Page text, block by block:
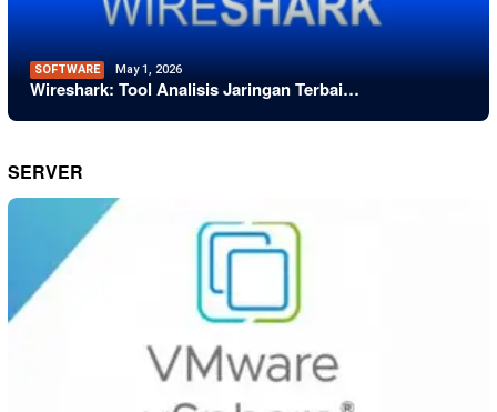
SOFTWARE May 1, 2026
Wireshark: Tool Analisis Jaringan Terbai…
SERVER